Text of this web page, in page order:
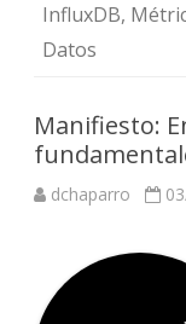
InfluxDB,
Datos
Manifiesto:
dchaparro